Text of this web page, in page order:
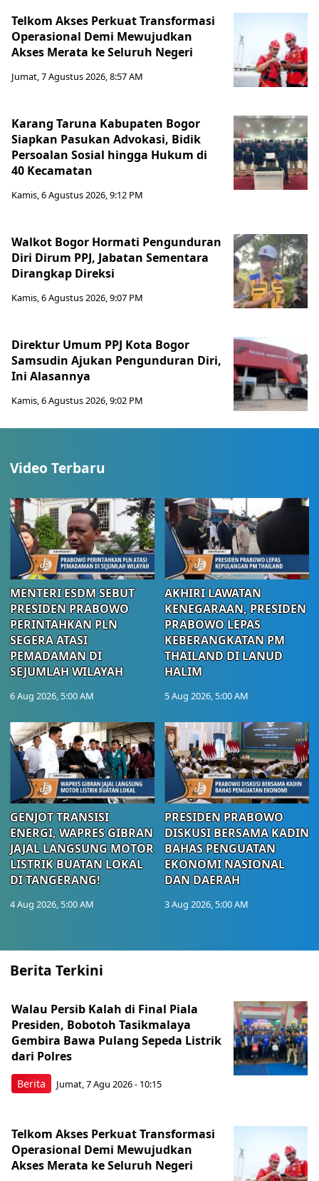
Telkom Akses Perkuat Transformasi
Operasional Demi Mewujudkan
Akses Merata ke Seluruh Negeri
Jumat, 7 Agustus 2026, 8:57 AM
Karang Taruna Kabupaten Bogor
Siapkan Pasukan Advokasi, Bidik
Persoalan Sosial hingga Hukum di
40 Kecamatan
Kamis, 6 Agustus 2026, 9:12 PM
Walkot Bogor Hormati Pengunduran
Diri Dirum PPJ, Jabatan Sementara
Dirangkap Direksi
Kamis, 6 Agustus 2026, 9:07 PM
Direktur Umum PPJ Kota Bogor
Samsudin Ajukan Pengunduran Diri,
Ini Alasannya
Kamis, 6 Agustus 2026, 9:02 PM
Video Terbaru
MENTERI ESDM SEBUT
PRESIDEN PRABOWO
PERINTAHKAN PLN
SEGERA ATASI
PEMADAMAN DI
SEJUMLAH WILAYAH
6 Aug 2026, 5:00 AM
AKHIRI LAWATAN
KENEGARAAN, PRESIDEN
PRABOWO LEPAS
KEBERANGKATAN PM
THAILAND DI LANUD
HALIM
5 Aug 2026, 5:00 AM
GENJOT TRANSISI
ENERGI, WAPRES GIBRAN
JAJAL LANGSUNG MOTOR
LISTRIK BUATAN LOKAL
DI TANGERANG!
4 Aug 2026, 5:00 AM
PRESIDEN PRABOWO
DISKUSI BERSAMA KADIN
BAHAS PENGUATAN
EKONOMI NASIONAL
DAN DAERAH
3 Aug 2026, 5:00 AM
Berita Terkini
Berita
Walau Persib Kalah di Final Piala
Presiden, Bobotoh Tasikmalaya
Gembira Bawa Pulang Sepeda Listrik
dari Polres
Jumat, 7 Agu 2026 - 10:15
Telkom Akses Perkuat Transformasi
Operasional Demi Mewujudkan
Akses Merata ke Seluruh Negeri